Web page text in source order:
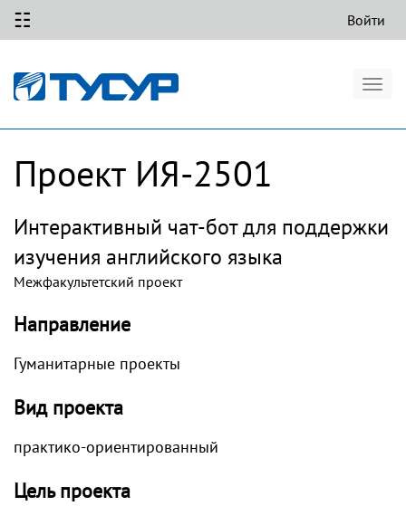
☷ Войти
Проект ИЯ-2501
Интерактивный чат-бот для поддержки
изучения английского языка
Межфакультетский проект
Направление
Гуманитарные проекты
Вид проекта
практико-ориентированный
Цель проекта